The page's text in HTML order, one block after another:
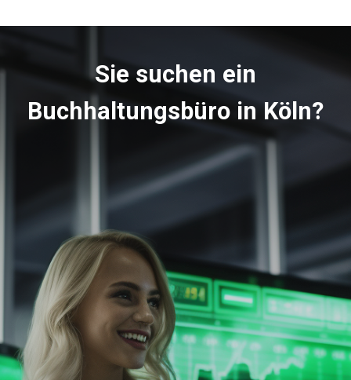
Sie suchen ein
Buchhaltungsbüro inKöln?